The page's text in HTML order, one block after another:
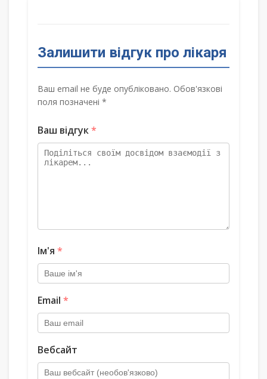
Залишити відгук про лікаря
Ваш email не буде опубліковано. Обов'язкові
поля позначені *
Ваш відгук*
Ім'я *
Email *
Вебсайт